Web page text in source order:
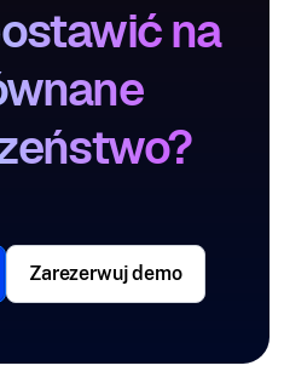
na
Zarezerwuj demo